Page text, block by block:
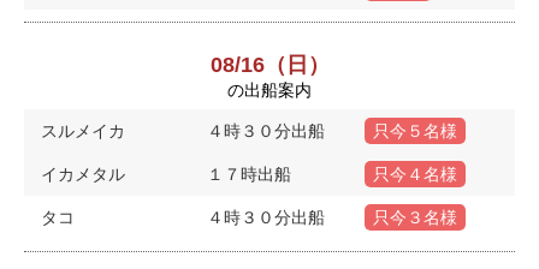
08/16（日）
の出船案内
スルメイカ ４時３０分出船 只今５名様
イカメタル １７時出船 只今４名様
タコ ４時３０分出船 只今３名様